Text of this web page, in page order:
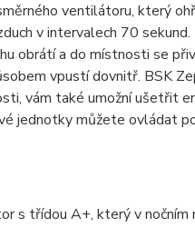
ventilátoru, který
v intervalech 70
obrátí a do místnosti se
vpustí dovnitř. BSK
vám také umožní ušetřit
jednotky můžete ovládat
s třídou A+, který v